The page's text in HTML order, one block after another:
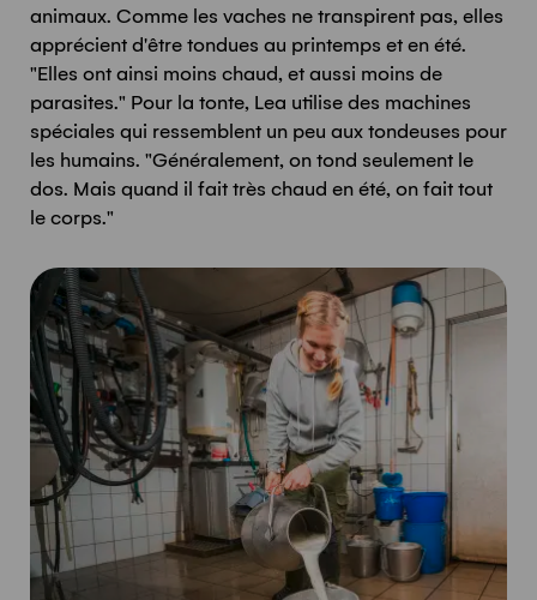
animaux. Comme les vaches ne transpirent pas, elles
apprécient d'être tondues au printemps et en été.
"Elles ont ainsi moins chaud, et aussi moins de
parasites." Pour la tonte, Lea utilise des machines
spéciales qui ressemblent un peu aux tondeuses pour
les humains. "Généralement, on tond seulement le
dos. Mais quand il fait très chaud en été, on fait tout
le corps."